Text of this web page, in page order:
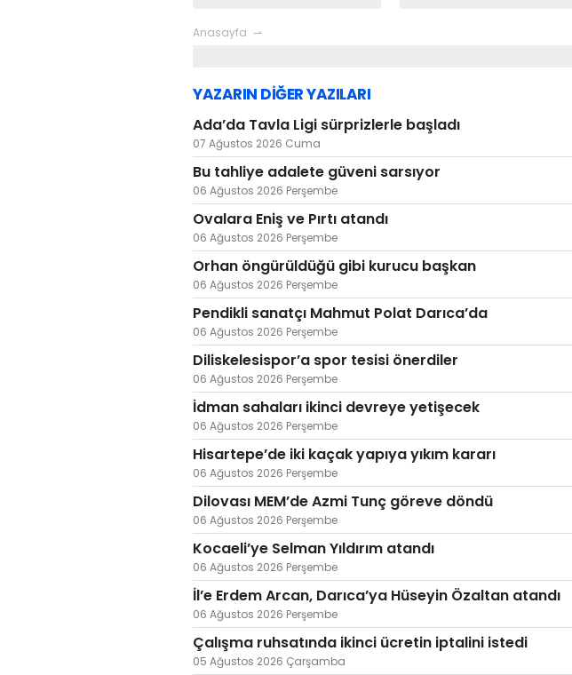
Anasayfa
YAZARIN DİĞER YAZILARI
Ada’da Tavla Ligi sürprizlerle başladı
07 Ağustos 2026 Cuma
Bu tahliye adalete güveni sarsıyor
06 Ağustos 2026 Perşembe
Ovalara Eniş ve Pırtı atandı
06 Ağustos 2026 Perşembe
Orhan öngürüldüğü gibi kurucu başkan
06 Ağustos 2026 Perşembe
Pendikli sanatçı Mahmut Polat Darıca’da
06 Ağustos 2026 Perşembe
Diliskelesispor’a spor tesisi önerdiler
06 Ağustos 2026 Perşembe
İdman sahaları ikinci devreye yetişecek
06 Ağustos 2026 Perşembe
Hisartepe’de iki kaçak yapıya yıkım kararı
06 Ağustos 2026 Perşembe
Dilovası MEM’de Azmi Tunç göreve döndü
06 Ağustos 2026 Perşembe
Kocaeli’ye Selman Yıldırım atandı
06 Ağustos 2026 Perşembe
İl’e Erdem Arcan, Darıca’ya Hüseyin Özaltan atandı
06 Ağustos 2026 Perşembe
Çalışma ruhsatında ikinci ücretin iptalini istedi
05 Ağustos 2026 Çarşamba